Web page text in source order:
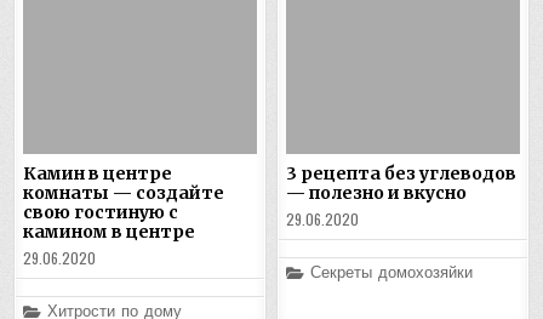
Камин в центре
комнаты — создайте
свою гостиную с
камином в центре
29.06.2020
Posted
Хитрости по дому
3 рецепта без углеводов
— полезно и вкусно
29.06.2020
Posted
Секреты домохозяйки